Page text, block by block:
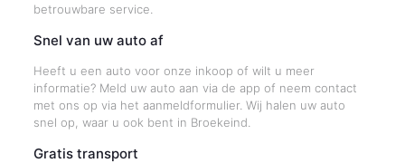
betrouwbare service.
Snel van uw auto af
Heeft u een auto voor onze inkoop of wilt u meer
informatie? Meld uw auto aan via de app of neem contact
met ons op via het aanmeldformulier. Wij halen uw auto
snel op, waar u ook bent in Broekeind.
Gratis transport